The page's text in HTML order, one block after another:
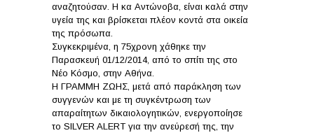
αναζητούσαν. Η κα Αντώνοβα, είναι καλά στην
υγεία της και βρίσκεται πλέον κοντά στα οικεία
της πρόσωπα.
Συγκεκριμένα, η 75χρονη χάθηκε την
Παρασκευή 01/12/2014, από το σπίτι της στο
Νέο Κόσμο, στην Αθήνα.
Η ΓΡΑΜΜΗ ΖΩΗΣ, μετά από παράκληση των
συγγενών και με τη συγκέντρωση των
απαραίτητων δικαιολογητικών, ενεργοποίησε
το SILVER ALERT για την ανεύρεσή της, την